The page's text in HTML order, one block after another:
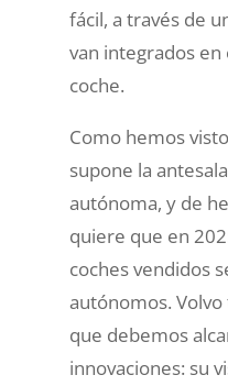
fácil, a través de
van integrados
coche.
Como hemos
supone la
autónoma, y de
quiere que en
coches vendidos
autónomos.
que debemos
innovaciones: su